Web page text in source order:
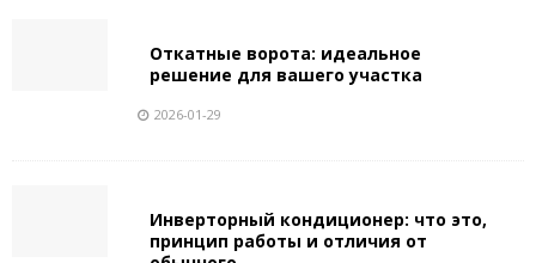
Откатные ворота: идеальное
решение для вашего участка
2026-01-29
Инверторный кондиционер: что это,
принцип работы и отличия от